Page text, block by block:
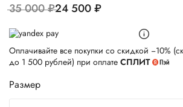
35 000руб.24 500руб.
Оплачивайте все покупки со скидкой −10%
до 1 500 рублей) при оплате СПЛИТ
Размер